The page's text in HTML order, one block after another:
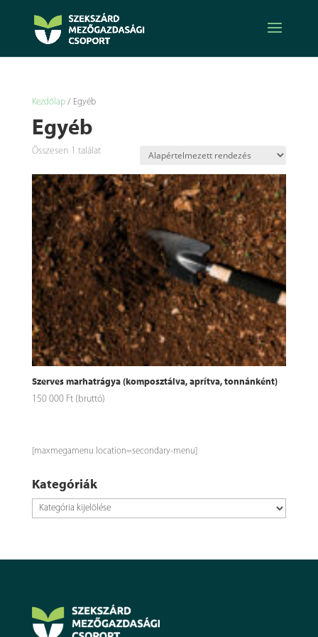
Kezdőlap/ Egyéb
Egyéb
Összesen 1 találat
Szerves marhatrágya (komposztálva, aprítva, tonnánként)
150 000 Ft (bruttó)
[maxmegamenu location=secondary-menu]
Kategóriák
Kategóriák